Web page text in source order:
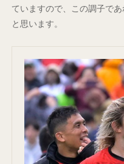
ていますので、この調子で
と思います。